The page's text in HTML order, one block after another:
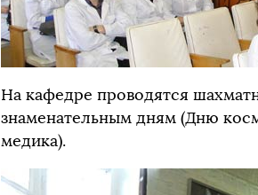
На кафедре проводятся
знаменательным дням (Дню
медика).